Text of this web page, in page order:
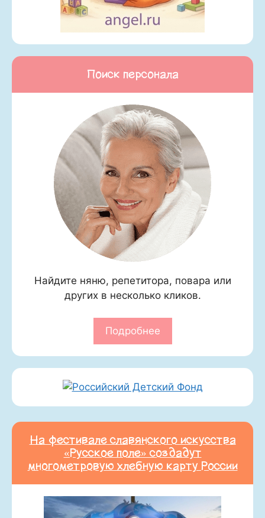
Поиск персонала
Найдите няню, репетитора, повара или
других в несколько кликов.
Подробнее
На фестивале славянского искусства
«Русское поле» создадут
многометровую хлебную карту России